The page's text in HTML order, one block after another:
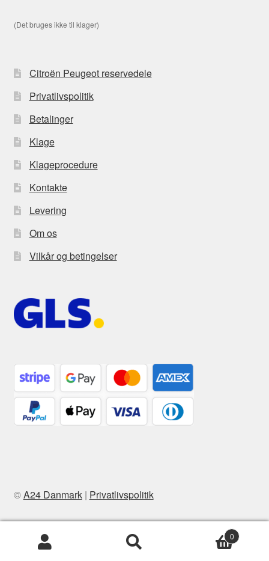
(Det bruges ikke til klager)
Citroën Peugeot reservedele
Privatlivspolitik
Betalinger
Klage
Klageprocedure
Kontakte
Levering
Om os
Vilkår og betingelser
©A24 Danmark| Privatlivspolitik
0